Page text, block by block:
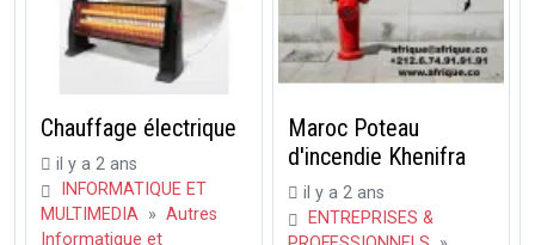
Chauffage électrique
il y a 2 ans
INFORMATIQUE ET
MULTIMEDIA » Autres
Informatique et
Maroc Poteau
d'incendie Khenifra
il y a 2 ans
ENTREPRISES &